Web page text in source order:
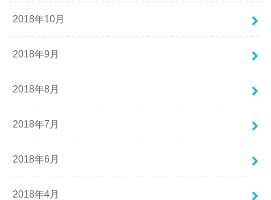
2018年10月
2018年9月
2018年8月
2018年7月
2018年6月
2018年4月